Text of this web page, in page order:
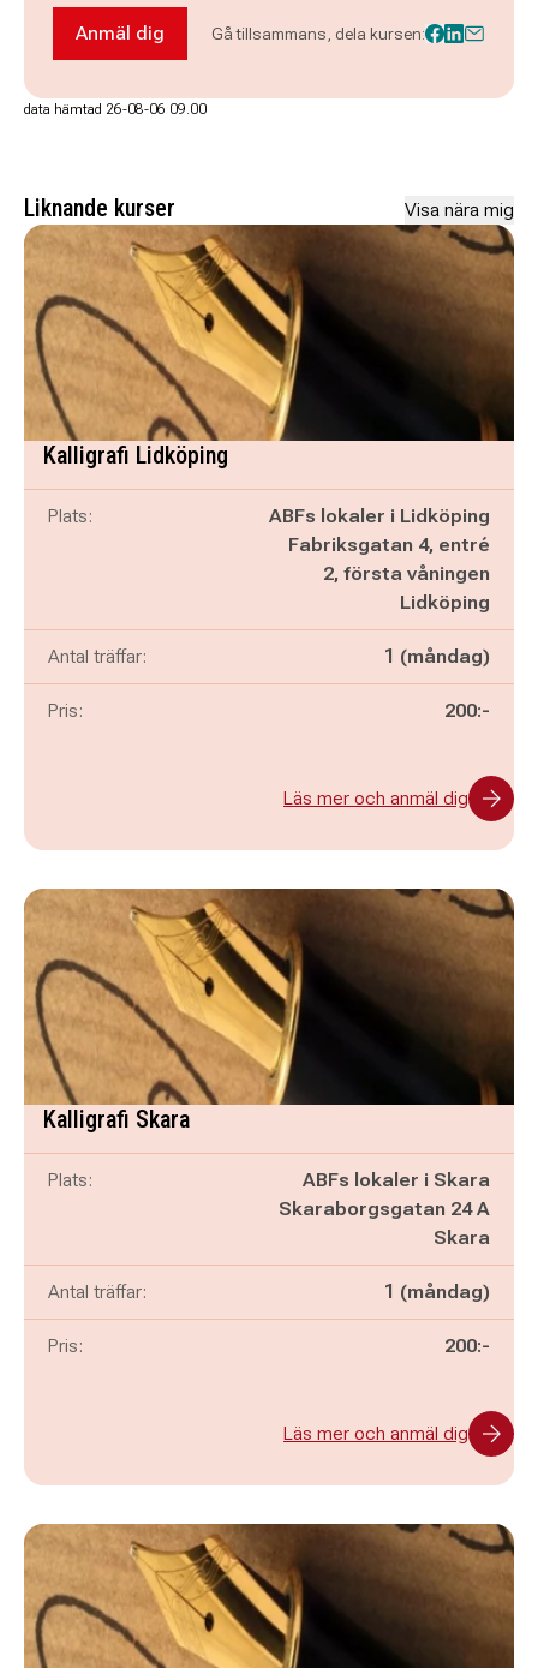
Anmäl dig till Workshop - Skapa en
Anmäl dig Gå tillsammans, dela kursen:
data hämtad 26-08-06 09.00
Liknande kurser Visa nära mig
Kalligrafi Lidköping
Plats:
ABFs lokaler i Lidköping
Fabriksgatan 4, entré
2, första våningen
Lidköping
Antal träffar: 1 (måndag)
Pris: 200:-
Läs mer och anmäl dig
Kalligrafi Skara
Plats:
ABFs lokaler i Skara
Skaraborgsgatan 24 A
Skara
Antal träffar: 1 (måndag)
Pris: 200:-
Läs mer och anmäl dig